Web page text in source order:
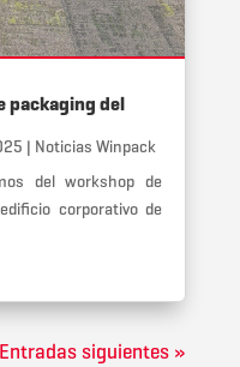
packaging del
| Noticias Winpack
del workshop de
corporativo de
Entradas siguientes »